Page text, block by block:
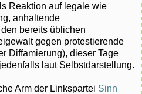
Reaktion auf legale wie
anhaltende
bereits üblichen
gegen protestierende
Diffamierung), dieser Tage
laut Selbstdarstellung.
Arm der Linkspartei Sinn